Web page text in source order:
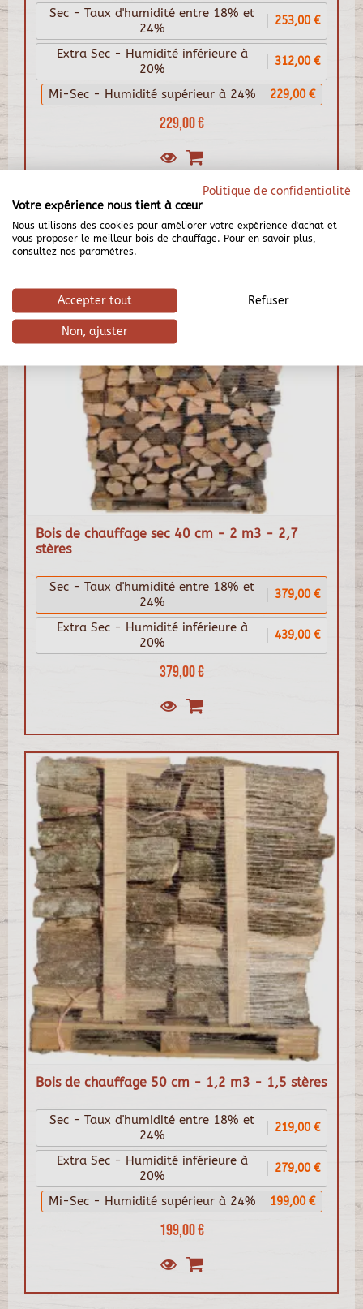
229,00 €
Sec - Taux d'humidité entre 18% et
24%
253,00 €
Extra Sec - Humidité inférieure à
20%
312,00 €
Mi-Sec - Humidité supérieur à 24% 229,00 €
Bois de chauffage sec 40 cm - 2 m3 - 2,7
stères
379,00 €
Sec - Taux d'humidité entre 18% et
24%
379,00 €
Extra Sec - Humidité inférieure à
20%
439,00 €
Bois de chauffage 50 cm - 1,2 m3 - 1,5 stères
199,00 €
Sec - Taux d'humidité entre 18% et
24%
219,00 €
Extra Sec - Humidité inférieure à
20%
279,00 €
Mi-Sec - Humidité supérieur à 24% 199,00 €
Politique de confidentialité
Votre expérience nous tient à cœur
Nous utilisons des cookies pour améliorer votre expérience d'achat et
vous proposer le meilleur bois de chauffage. Pour en savoir plus,
consultez nos paramètres.
Accepter tout Refuser
Non, ajuster